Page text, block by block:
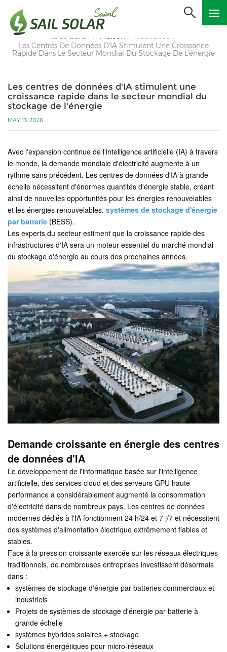
Tu Es Dans : Maison Nouvelles
Les Centres De Données D'IA Stimulent Une Croissance
Rapide Dans Le Secteur Mondial Du Stockage De L'énergie
Les centres de données d'IA stimulent une
croissance rapide dans le secteur mondial du
stockage de l'énergie
MAY 13, 2026
Avec l'expansion continue de l'intelligence artificielle (IA) à travers
le monde, la demande mondiale d'électricité augmente à un
rythme sans précédent. Les centres de données d'IA à grande
échelle nécessitent d'énormes quantités d'énergie stable, créant
ainsi de nouvelles opportunités pour les énergies renouvelables
et les énergies renouvelables. systèmes de stockage d'énergie
par batterie (BESS).
Les experts du secteur estiment que la croissance rapide des
infrastructures d'IA sera un moteur essentiel du marché mondial
du stockage d'énergie au cours des prochaines années.
Demande croissante en énergie des centres
de données d'IA
Le développement de l'informatique basée sur l'intelligence
artificielle, des services cloud et des serveurs GPU haute
performance a considérablement augmenté la consommation
d'électricité dans de nombreux pays. Les centres de données
modernes dédiés à l'IA fonctionnent 24 h/24 et 7 j/7 et nécessitent
des systèmes d'alimentation électrique extrêmement fiables et
stables.
Face à la pression croissante exercée sur les réseaux électriques
traditionnels, de nombreuses entreprises investissent désormais
dans :
systèmes de stockage d'énergie par batteries commerciaux et
industriels
Projets de systèmes de stockage d'énergie par batterie à
grande échelle
systèmes hybrides solaires + stockage
Solutions énergétiques pour micro-réseaux